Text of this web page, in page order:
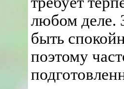
любом деле.
быть
поэтому